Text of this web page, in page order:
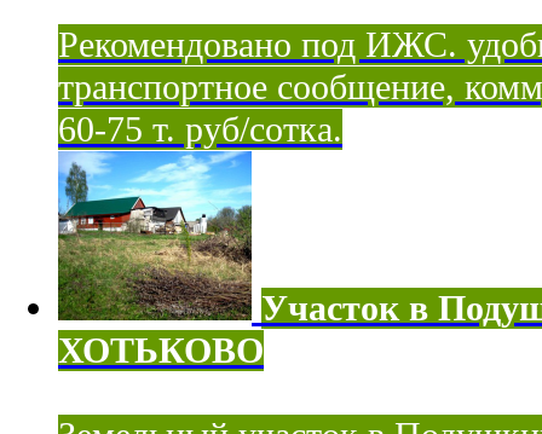
Рекомендовано под ИЖС.
транспортное сообщение,
60-75 т. руб/сотка.
Участок в
ХОТЬКОВО